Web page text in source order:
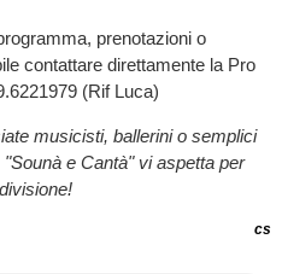
prenotazioni o
contattare direttamente la Pro
(Rif Luca)
musicisti, ballerini o semplici
e Cantà" vi aspetta per
cs